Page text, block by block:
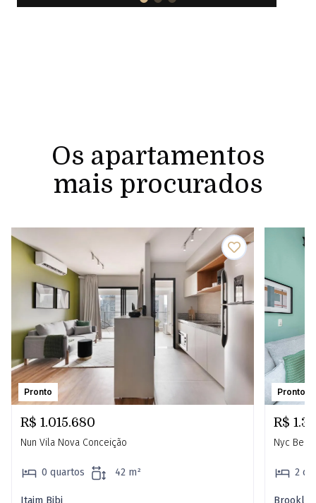
Os apartamentos
mais procurados
Pronto
R$ 1.015.680
Nun Vila Nova Conceição
0 quartos 42 m²
Itaim Bibi
Pronto
R$
Nyc
2
Brooklin